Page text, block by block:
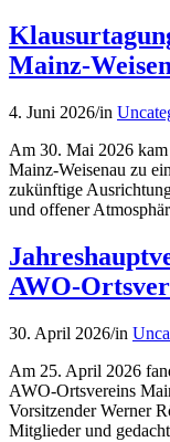
Mainz-
4. Juni 2026/in
Am 30. Mai 2026
Mainz‑Weisenau zu
zukünftige
und offener
30. April 2026/in
Am 25. April 2026
AWO‑Ortsvereins
Vorsitzender Werner
Mitglieder und